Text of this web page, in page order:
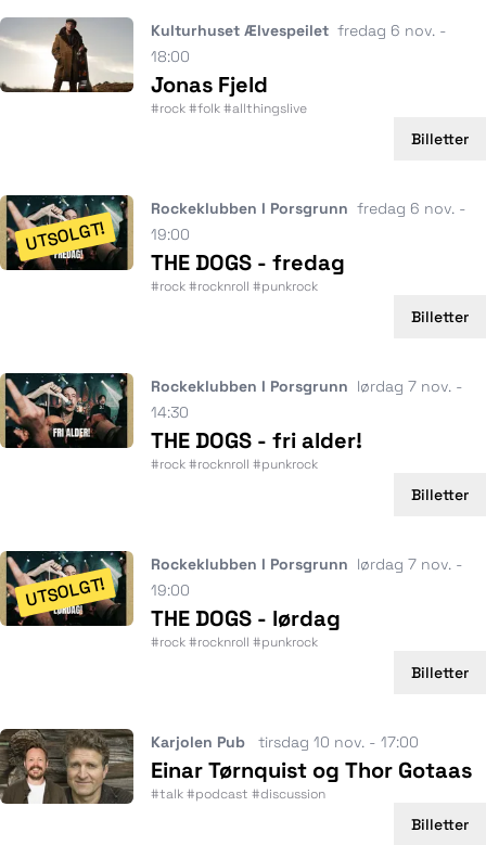
Kulturhuset Ælvespeilet fredag 6 nov. -
18:00
Jonas Fjeld
#rock #folk #allthingslive
Billetter
UTSOLGT!
Rockeklubben I Porsgrunn fredag 6 nov. -
19:00
THE DOGS - fredag
#rock #rocknroll #punkrock
Billetter
Rockeklubben I Porsgrunn lørdag 7 nov. -
14:30
THE DOGS - fri alder!
#rock #rocknroll #punkrock
Billetter
UTSOLGT!
Rockeklubben I Porsgrunn lørdag 7 nov. -
19:00
THE DOGS - lørdag
#rock #rocknroll #punkrock
Billetter
Karjolen Pub tirsdag 10 nov. - 17:00
Einar Tørnquist og Thor Gotaas
#talk #podcast #discussion
Billetter